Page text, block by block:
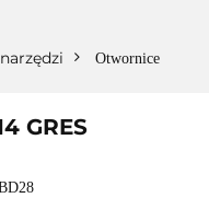
Otwornice
GRES